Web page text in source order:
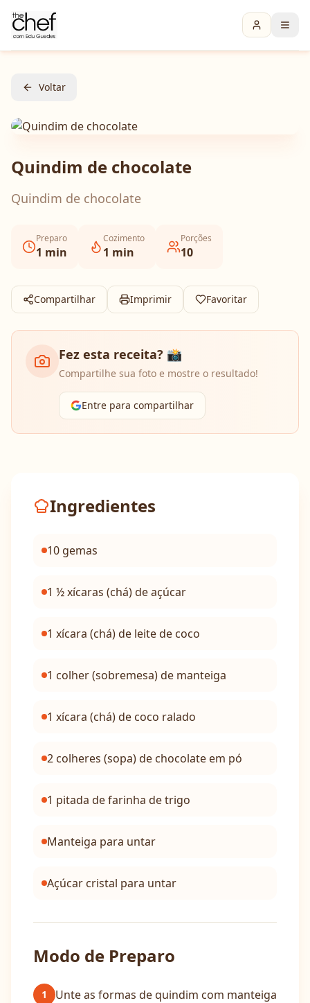
Voltar
Quindim de chocolate
Quindim de chocolate
Preparo
1 min
Cozimento
1 min
Porções
10
Compartilhar Imprimir Favoritar
Fez esta receita? 📸
Compartilhe sua foto e mostre o resultado!
Entre para compartilhar
Ingredientes
10 gemas
1 ½ xícaras (chá) de açúcar
1 xícara (chá) de leite de coco
1 colher (sobremesa) de manteiga
1 xícara (chá) de coco ralado
2 colheres (sopa) de chocolate em pó
1 pitada de farinha de trigo
Manteiga para untar
Açúcar cristal para untar
Modo de Preparo
1
Unte as formas de quindim com manteiga